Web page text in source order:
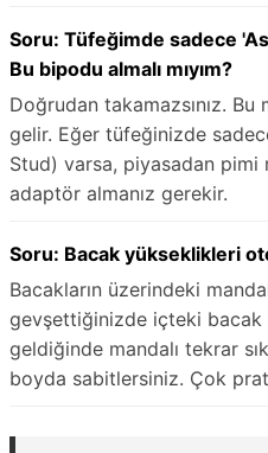
Soru: Tüfeğimde sadece
Bu bipodu almalı mıyım?
Doğrudan takamazsınız.
gelir. Eğer tüfeğinizde
Stud) varsa, piyasadan
adaptör almanız gerekir.
Soru: Bacak yükseklikleri
Bacakların üzerindeki
gevşettiğinizde içteki bacak
geldiğinde mandalı tekrar
boyda sabitlersiniz. Çok